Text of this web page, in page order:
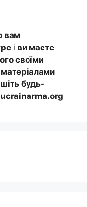
вам
і ви маєте
своїми
будь-